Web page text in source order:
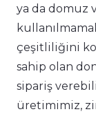
ya da domuz
çeşitliliğini
sahip olan
sipariş
üretimimiz,